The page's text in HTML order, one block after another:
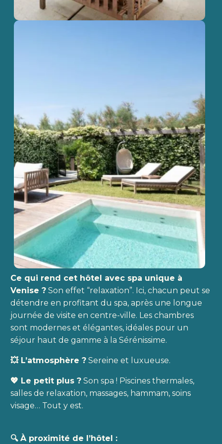
Ce qui rend cet hôtel avec spa unique à
Venise ?Son effet “relaxation”. Ici, chacun peut se
détendre en profitant du spa, après une longue
journée de visite en centre-ville. Les chambres
sont modernes et élégantes, idéales pour un
séjour haut de gamme à la Sérénissime.
💥 L’atmosphère ?Sereine et luxueuse.
💖 Le petit plus ?Son spa ! Piscines thermales,
salles de relaxation, massages, hammam, soins
visage… Tout y est.
🔍 À proximité de l’hôtel :